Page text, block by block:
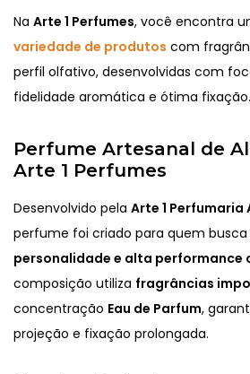
Na Arte 1 Perfumes, você encontra
variedade de produtos com
perfil olfativo, desenvolvidas com
fidelidade aromática e ótima fixação.
Perfume Artesanal de
Arte 1 Perfumes
Desenvolvido pela Arte 1 Perfumaria
perfume foi criado para quem busca
personalidade e alta performance
composição utiliza fragrâncias
concentração Eau de Parfum,
projeção e fixação prolongada.